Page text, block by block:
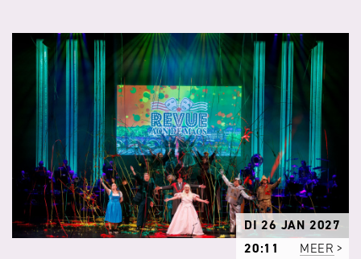
DI 26 JAN 2027
20:11
MEER